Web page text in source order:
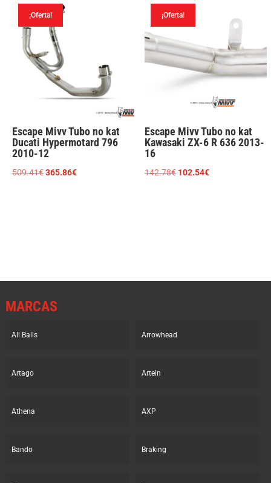
¡Oferta!
Escape Mivv Tubo no kat
Ducati Hypermotard 796
2010-12
509.41€El
365.86€El
¡Oferta!
Escape Mivv Tubo no kat
Kawasaki ZX-6 R 636 2013-
16
142.78€ El
102.54€El
MARCAS
All Balls Arrowhead
Artago Artein
Athena AXP
Bando Braking